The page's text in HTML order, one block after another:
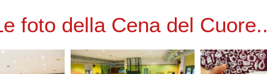
foto della Cena del